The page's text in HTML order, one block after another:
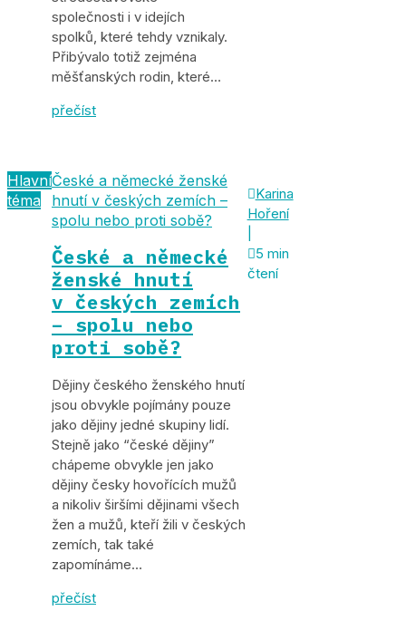
společnosti i v idejích
spolků, které tehdy vznikaly.
Přibývalo totiž zejména
měšťanských rodin, které…
přečíst
Hlavní
téma
České a německé ženské
hnutí v českých zemích –
spolu nebo proti sobě?
České a německé
ženské hnutí
v českých zemích
– spolu nebo
proti sobě?
Dějiny českého ženského hnutí
jsou obvykle pojímány pouze
jako dějiny jedné skupiny lidí.
Stejně jako “české dějiny”
chápeme obvykle jen jako
dějiny česky hovořících mužů
a nikoliv širšími dějinami všech
žen a mužů, kteří žili v českých
zemích, tak také
zapomínáme…
přečíst
Karina
Hoření
5 min
čtení